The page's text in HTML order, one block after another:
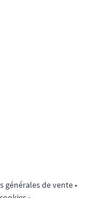
générales de vente•